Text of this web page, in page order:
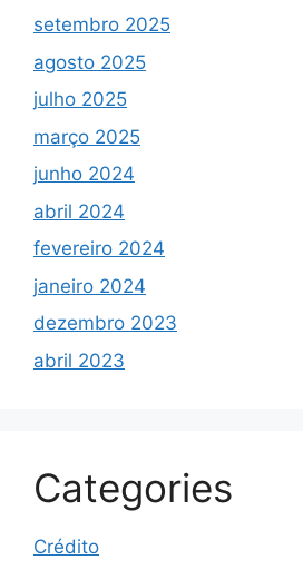
setembro 2025
agosto 2025
julho 2025
março 2025
junho 2024
abril 2024
fevereiro 2024
janeiro 2024
dezembro 2023
abril 2023
Categories
Crédito